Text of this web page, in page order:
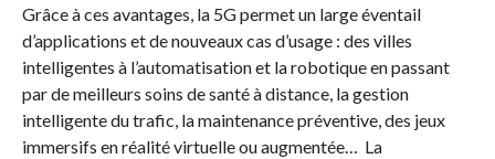
Grâce à ces avantages, la 5G permet un large éventail
d’applications et de nouveaux cas d’usage : des villes
intelligentes à l’automatisation et la robotique en passant
par de meilleurs soins de santé à distance, la gestion
intelligente du trafic, la maintenance préventive, des jeux
immersifs en réalité virtuelle ou augmentée… La